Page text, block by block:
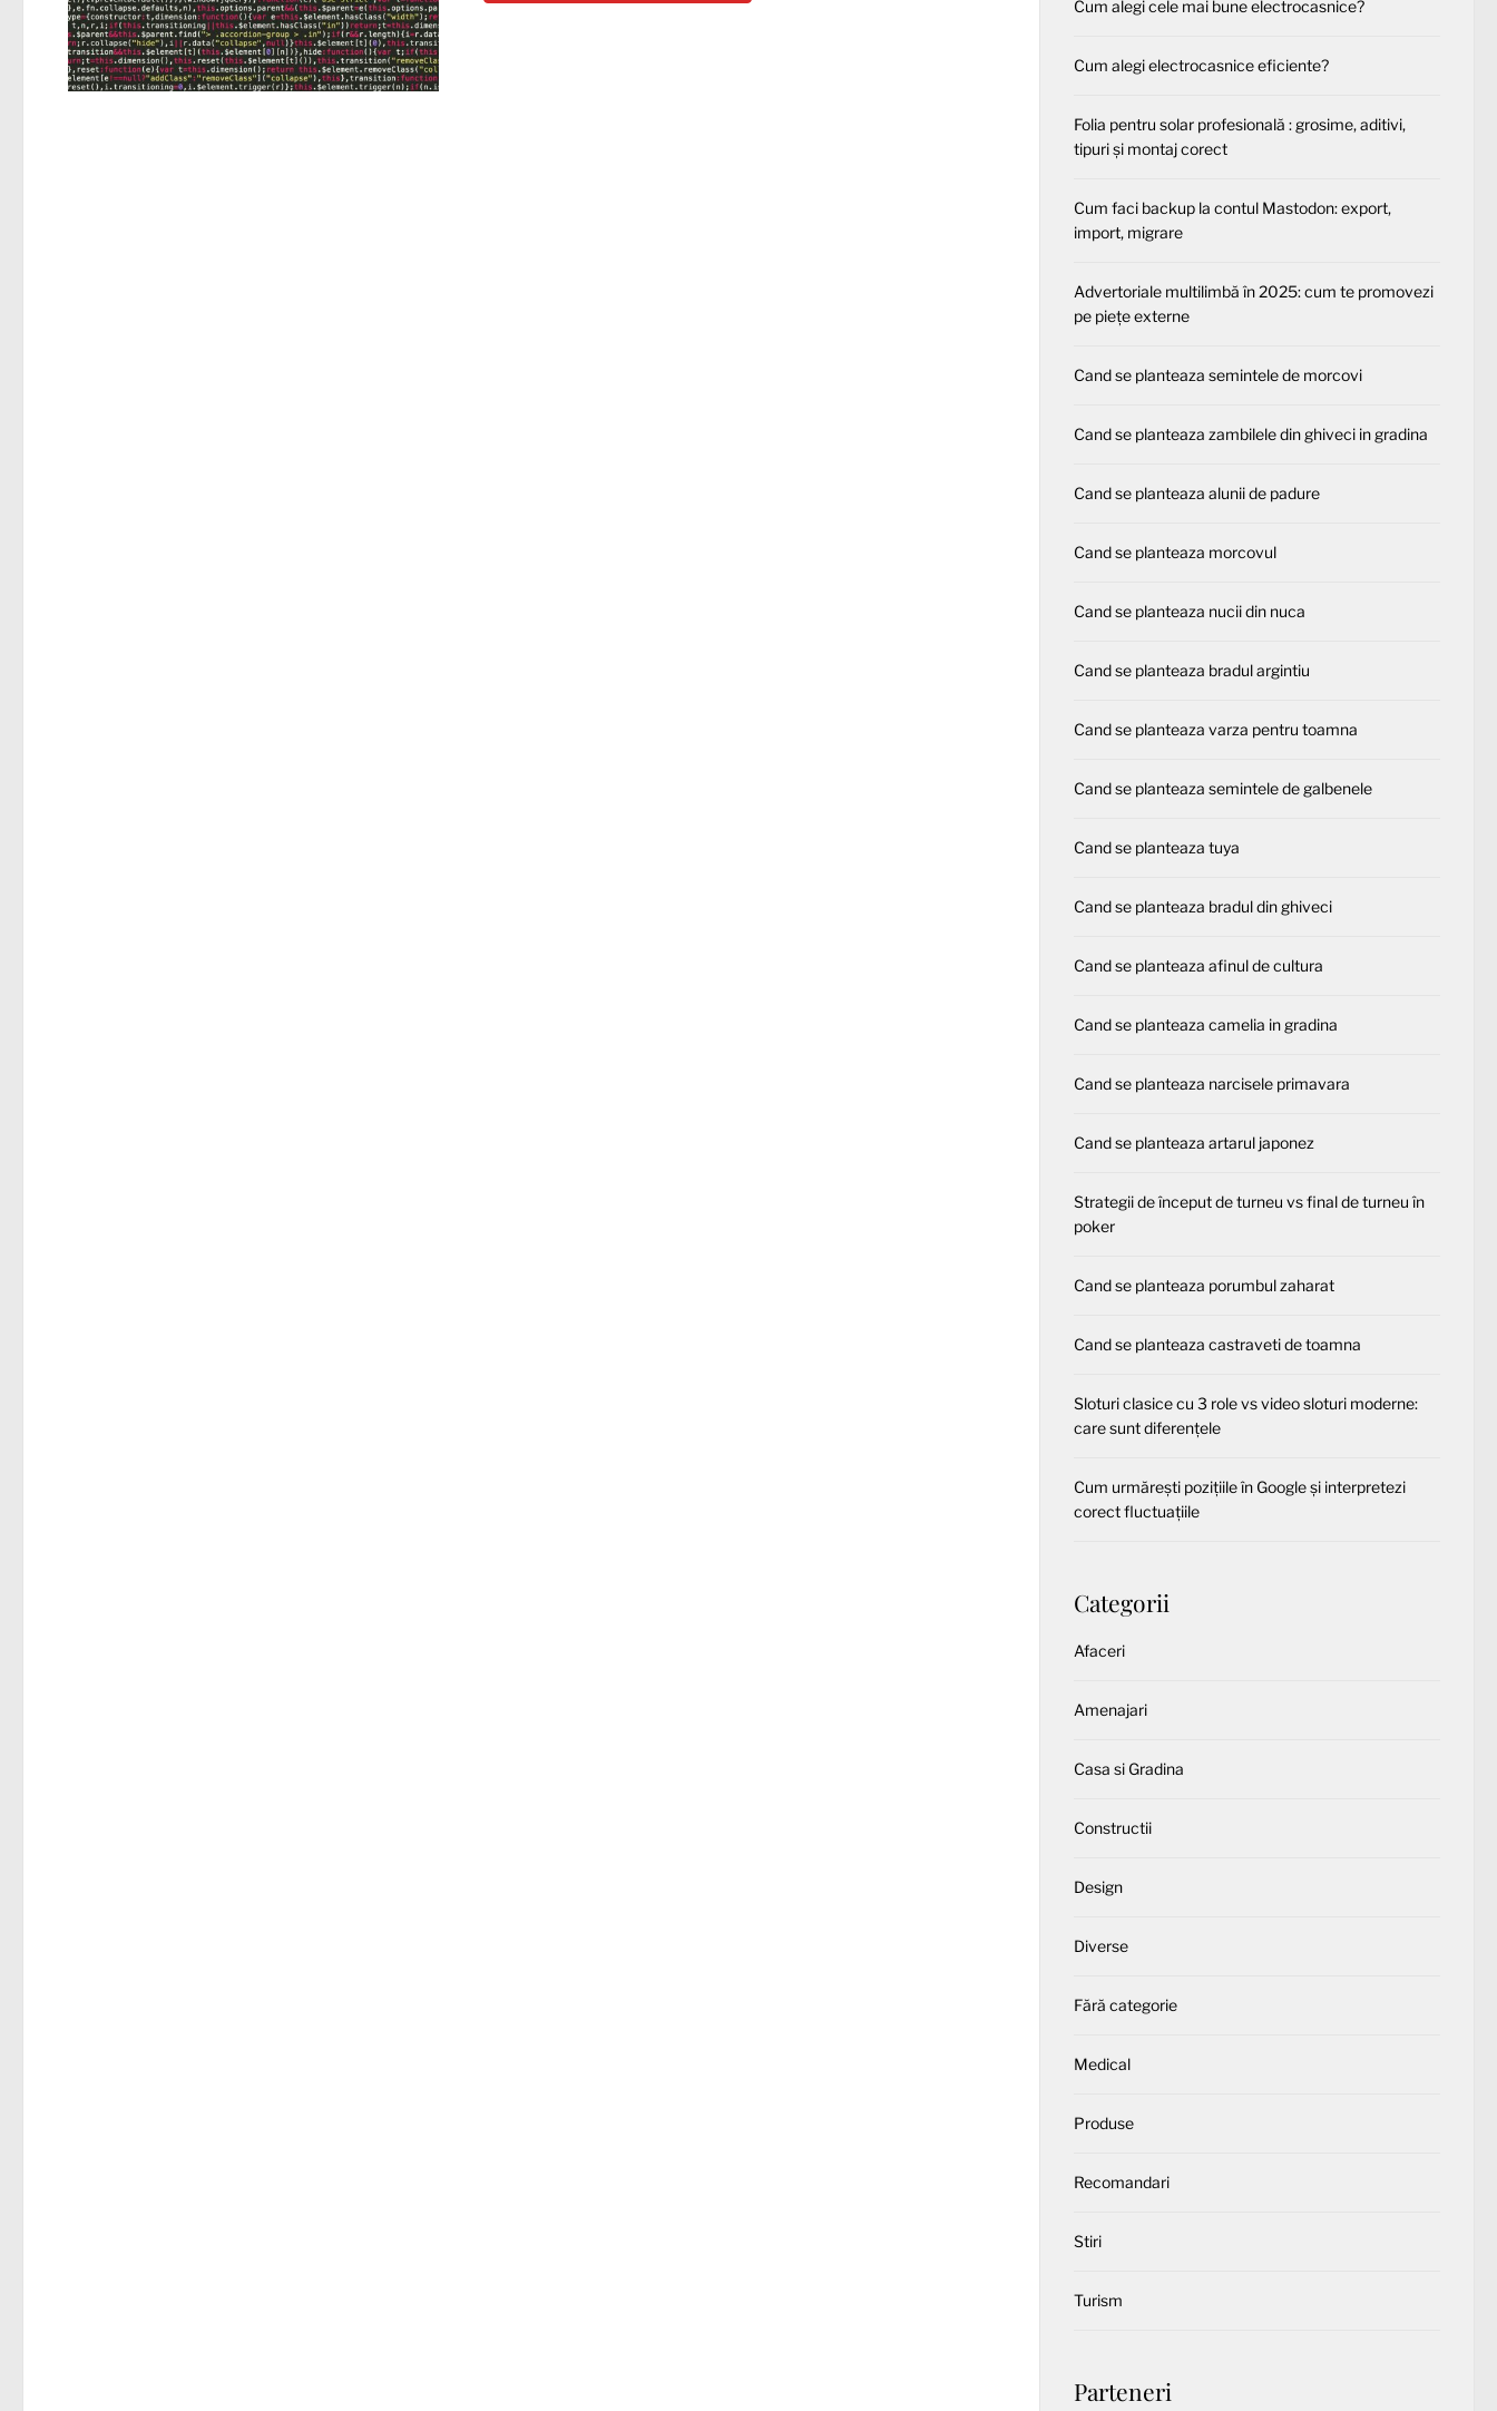
Cum alegi cele mai bune electrocasnice?
Cum alegi electrocasnice eficiente?
Folia pentru solar profesională : grosime, aditivi,
tipuri și montaj corect
Cum faci backup la contul Mastodon: export,
import, migrare
Advertoriale multilimbă în 2025: cum te promovezi
pe piețe externe
Cand se planteaza semintele de morcovi
Cand se planteaza zambilele din ghiveci in gradina
Cand se planteaza alunii de padure
Cand se planteaza morcovul
Cand se planteaza nucii din nuca
Cand se planteaza bradul argintiu
Cand se planteaza varza pentru toamna
Cand se planteaza semintele de galbenele
Cand se planteaza tuya
Cand se planteaza bradul din ghiveci
Cand se planteaza afinul de cultura
Cand se planteaza camelia in gradina
Cand se planteaza narcisele primavara
Cand se planteaza artarul japonez
Strategii de început de turneu vs final de turneu în
poker
Cand se planteaza porumbul zaharat
Cand se planteaza castraveti de toamna
Sloturi clasice cu 3 role vs video sloturi moderne:
care sunt diferențele
Cum urmărești pozițiile în Google și interpretezi
corect fluctuațiile
Categorii
Afaceri
Amenajari
Casa si Gradina
Constructii
Design
Diverse
Fără categorie
Medical
Produse
Recomandari
Stiri
Turism
Parteneri